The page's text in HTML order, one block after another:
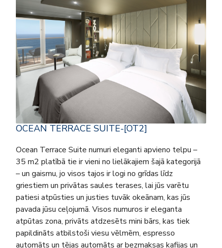
OCEAN TERRACE SUITE-[OT2]
Ocean Terrace Suite numuri eleganti apvieno telpu –
35 m2 platībā tie ir vieni no lielākajiem šajā kategorijā
– un gaismu, jo visos tajos ir logi no grīdas līdz
griestiem un privātas saules terases, lai jūs varētu
patiesi atpūsties un justies tuvāk okeānam, kas jūs
pavada jūsu ceļojumā. Visos numuros ir eleganta
atpūtas zona, privāts atdzesēts mini bārs, kas tiek
papildināts atbilstoši viesu vēlmēm, espresso
automāts un tējas automāts ar bezmaksas kafijas un